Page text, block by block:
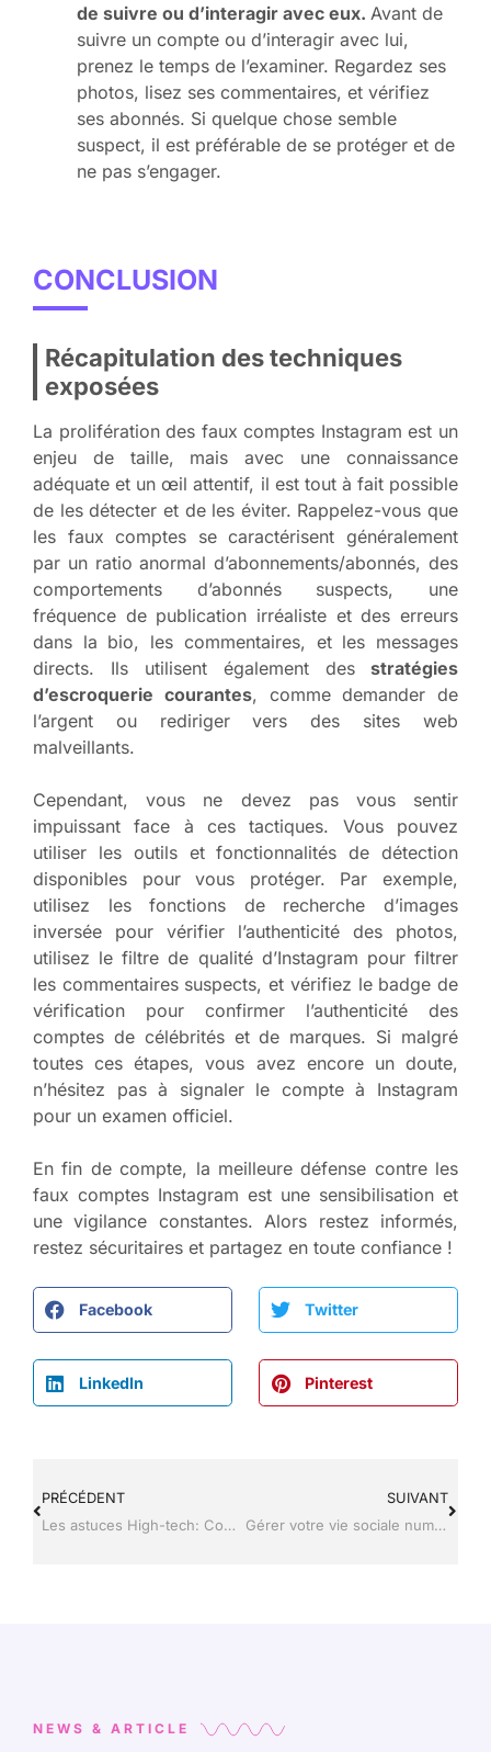
de suivre ou d’interagir avec eux. Avant de
suivre un compte ou d’interagir avec lui,
prenez le temps de l’examiner. Regardez ses
photos, lisez ses commentaires, et vérifiez
ses abonnés. Si quelque chose semble
suspect, il est préférable de se protéger et de
ne pas s’engager.
CONCLUSION
Récapitulation des techniques
exposées
La prolifération des faux comptes Instagram est un
enjeu de taille, mais avec une connaissance
adéquate et un œil attentif, il est tout à fait possible
de les détecter et de les éviter. Rappelez-vous que
les faux comptes se caractérisent généralement
par un ratio anormal d’abonnements/abonnés, des
comportements d’abonnés suspects, une
fréquence de publication irréaliste et des erreurs
dans la bio, les commentaires, et les messages
directs. Ils utilisent également des stratégies
d’escroquerie courantes, comme demander de
l’argent ou rediriger vers des sites web
malveillants.
Cependant, vous ne devez pas vous sentir
impuissant face à ces tactiques. Vous pouvez
utiliser les outils et fonctionnalités de détection
disponibles pour vous protéger. Par exemple,
utilisez les fonctions de recherche d’images
inversée pour vérifier l’authenticité des photos,
utilisez le filtre de qualité d’Instagram pour filtrer
les commentaires suspects, et vérifiez le badge de
vérification pour confirmer l’authenticité des
comptes de célébrités et de marques. Si malgré
toutes ces étapes, vous avez encore un doute,
n’hésitez pas à signaler le compte à Instagram
pour un examen officiel.
En fin de compte, la meilleure défense contre les
faux comptes Instagram est une sensibilisation et
une vigilance constantes. Alors restez informés,
restez sécuritaires et partagez en toute confiance !
Facebook Twitter
LinkedIn Pinterest
PRÉCÉDENT
Les astuces High-tech: Comment visualiser un message Instagram sans l’ouvrir
SUIVANT
Gérer votre vie sociale numérique : comment voir qui vous a supprimé sur Snapchat
NEWS & ARTICLE